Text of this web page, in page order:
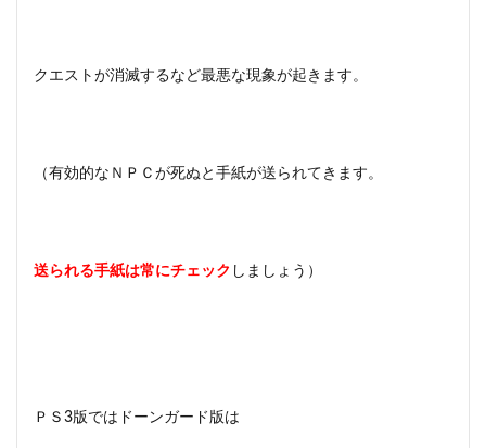
クエストが消滅するなど最悪な現象が起きます。
（有効的なＮＰＣが死ぬと手紙が送られてきます。
送られる手紙は常にチェック しましょう）
ＰＳ3版ではドーンガード版は